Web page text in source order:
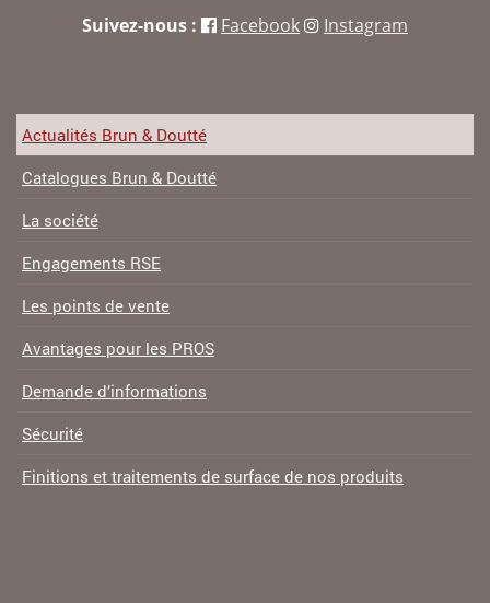
Suivez-nous : Facebook Instagram
Actualités Brun & Doutté
Catalogues Brun & Doutté
La société
Engagements RSE
Les points de vente
Avantages pour les PROS
Demande d’informations
Sécurité
Finitions et traitements de surface de nos produits